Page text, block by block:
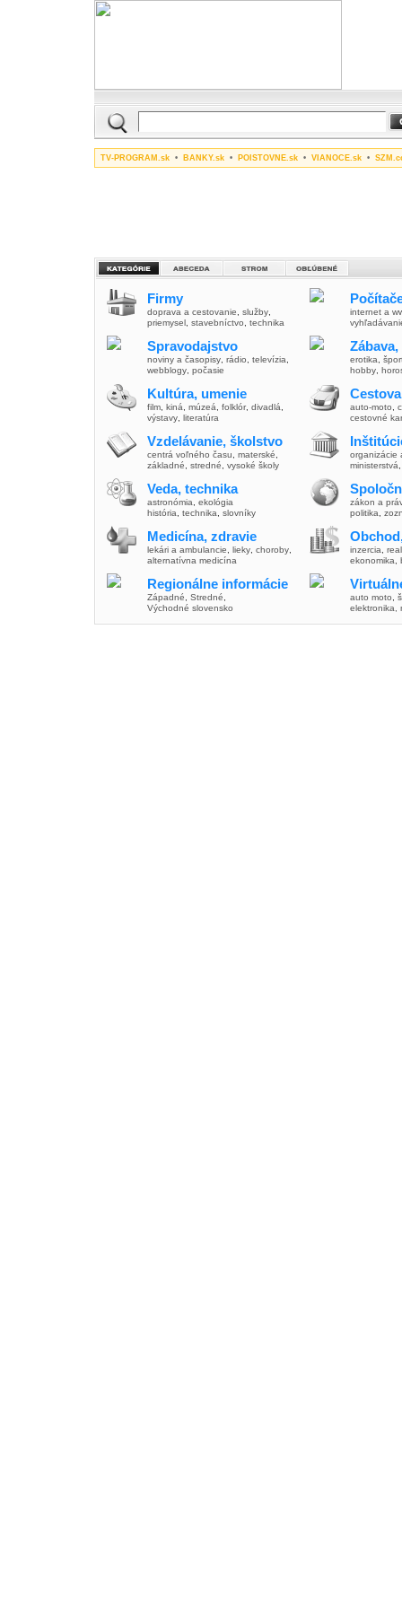
TV-PROGRAM.sk • BANKY.sk • POISTOVNE.sk • VIANOCE.sk •
Firmy
doprava a cestovanie služby
priemysel stavebníctvo technika
Spravodajstvo
noviny a časopisy rádio televízia
webblogy počasie
Kultúra, umenie
film kiná múzeá folklór, divadlá
výstavy literatúra
Vzdelávanie, školstvo
centrá voľného času materské
základné
stredné vysoké školy
Veda, technika
astronómia
ekológia
história
technika slovníky
Medicína, zdravie
lekári a ambulancie lieky choroby
alternatívna medicína
Regionálne informácie
Západné Stredné
Východné slovensko
internet a
erotika
hobby
auto-moto
cestovné
organizácie
ministerstvá
zákon a
politika
inzercia
ekonomika
auto moto
elektronika,